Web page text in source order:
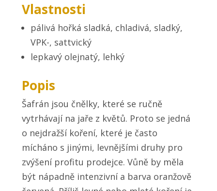
Vlastnosti
pálivá hořká sladká, chladivá, sladký,
VPK-, sattvický
lepkavý olejnatý, lehký
Popis
Šafrán jsou čnělky, které se ručně
vytrhávají na jaře z květů. Proto se jedná
o nejdražší koření, které je často
mícháno s jinými, levnějšími druhy pro
zvýšení profitu prodejce. Vůně by měla
být nápadně intenzivní a barva oranžově